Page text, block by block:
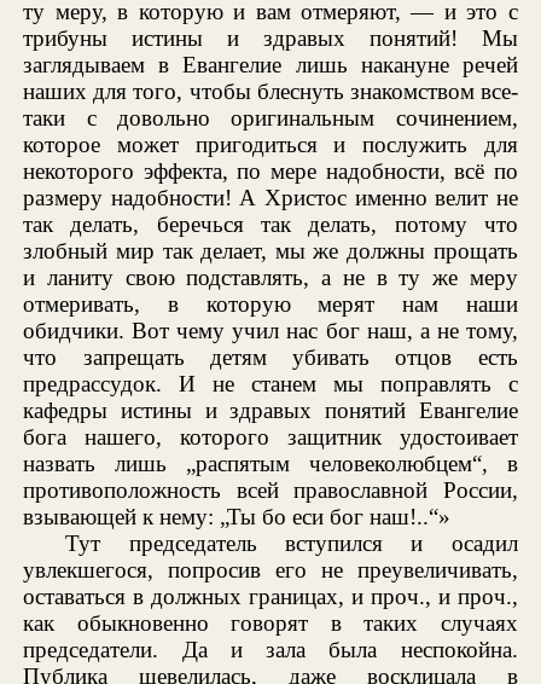
ту меру, в которую и вам отмеряют, — и это с
трибуны истины и здравых понятий! Мы
заглядываем в Евангелие лишь накануне речей
наших для того, чтобы блеснуть знакомством все-
таки с довольно оригинальным сочинением,
которое может пригодиться и послужить для
некоторого эффекта, по мере надобности, всё по
размеру надобности! А Христос именно велит не
так делать, беречься так делать, потому что
злобный мир так делает, мы же должны прощать
и ланиту свою подставлять, а не в ту же меру
отмеривать, в которую мерят нам наши
обидчики. Вот чему учил нас бог наш, а не тому,
что запрещать детям убивать отцов есть
предрассудок. И не станем мы поправлять с
кафедры истины и здравых понятий Евангелие
бога нашего, которого защитник удостоивает
назвать лишь „распятым человеколюбцем“, в
противоположность всей православной России,
взывающей к нему: „Ты бо еси бог наш!..“»
Тут председатель вступился и осадил
увлекшегося, попросив его не преувеличивать,
оставаться в должных границах, и проч., и проч.,
как обыкновенно говорят в таких случаях
председатели. Да и зала была неспокойна.
Публика шевелилась, даже восклицала в